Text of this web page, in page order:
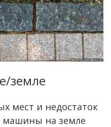
земле
мест и недостаток
машины на земле